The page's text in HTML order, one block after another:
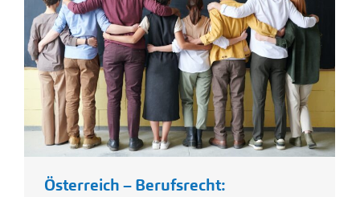
Österreich – Berufsrecht: